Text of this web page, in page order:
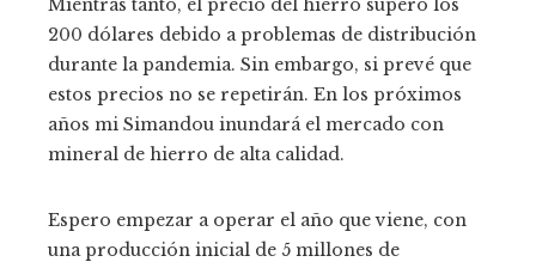
Mientras tanto, el precio del hierro superó los
200 dólares debido a problemas de distribución
durante la pandemia. Sin embargo, si prevé que
estos precios no se repetirán. En los próximos
años mi Simandou inundará el mercado con
mineral de hierro de alta calidad.
Espero empezar a operar el año que viene, con
una producción inicial de 5 millones de